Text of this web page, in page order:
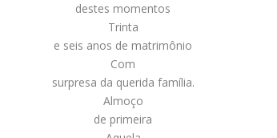
destes momentos
Trinta
e seis anos de matrimônio
Com
surpresa da querida família.
Almoço
de primeira